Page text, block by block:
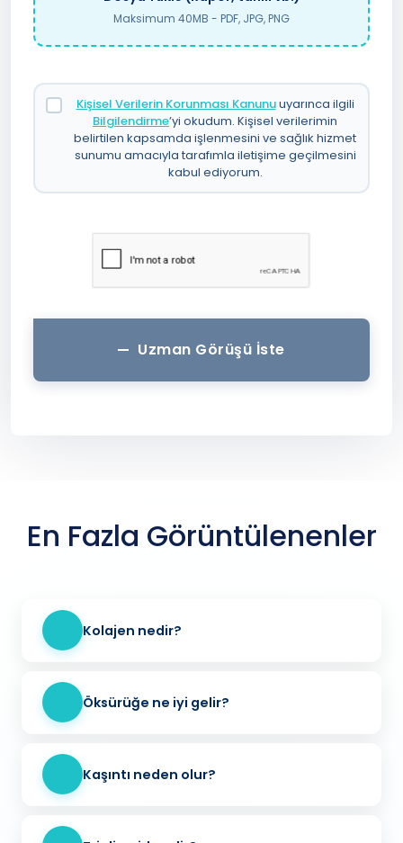
Maksimum 40MB - PDF, JPG, PNG
Kişisel Verilerin Korunması Kanunuuyarınca ilgili
Bilgilendirme’yi okudum. Kişisel verilerimin
belirtilen kapsamda işlenmesini ve sağlık hizmet
sunumu amacıyla tarafımla iletişime geçilmesini
kabul ediyorum.
Uzman Görüşü İste
En Fazla Görüntülenenler
Kolajen nedir?
Öksürüğe ne iyi gelir?
Kaşıntı neden olur?